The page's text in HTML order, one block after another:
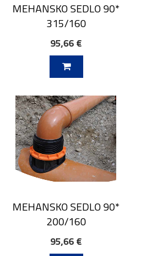
MEHANSKO SEDLO 90*
315/160
95,66 €
MEHANSKO SEDLO 90*
200/160
95,66 €